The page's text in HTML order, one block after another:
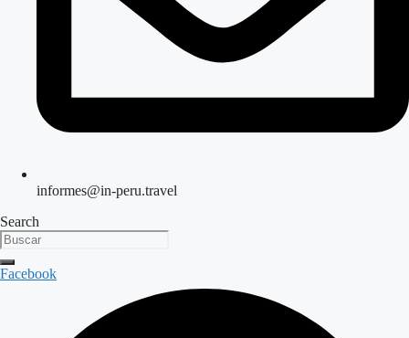
informes@in-peru.travel
Search
Facebook